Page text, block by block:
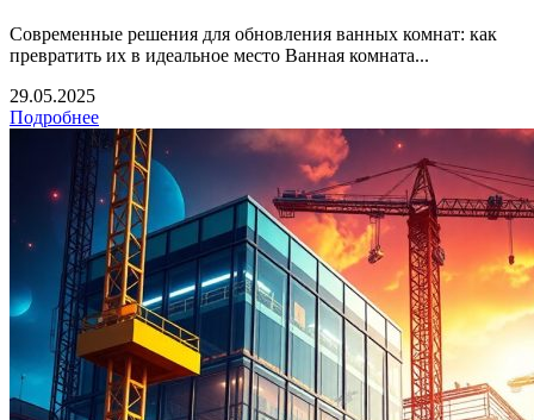
Современные решения для обновления ванных комнат: как
превратить их в идеальное место Ванная комната...
29.05.2025
Подробнее